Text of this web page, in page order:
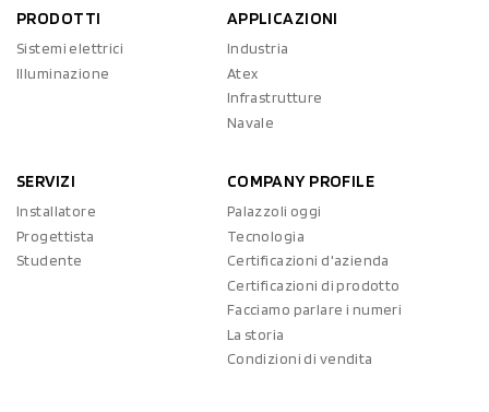
PRODOTTI
Sistemi elettrici
Illuminazione
APPLICAZIONI
Industria
Atex
Infrastrutture
Navale
SERVIZI
Installatore
Progettista
Studente
COMPANY PROFILE
Palazzoli oggi
Tecnologia
Certificazioni d'azienda
Certificazioni di prodotto
Facciamo parlare i numeri
La storia
Condizioni di vendita